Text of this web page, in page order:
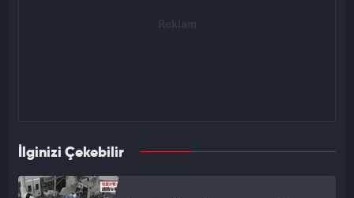
İlginizi Çekebilir